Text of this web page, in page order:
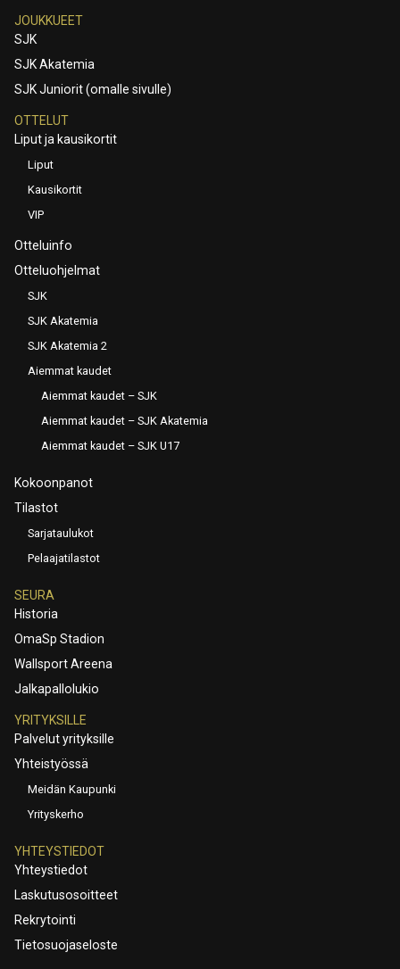
JOUKKUEET
SJK
SJK Akatemia
SJK Juniorit (omalle sivulle)
OTTELUT
Liput ja kausikortit
Liput
Kausikortit
VIP
Otteluinfo
Otteluohjelmat
SJK
SJK Akatemia
SJK Akatemia 2
Aiemmat kaudet
Aiemmat kaudet – SJK
Aiemmat kaudet – SJK Akatemia
Aiemmat kaudet – SJK U17
Kokoonpanot
Tilastot
Sarjataulukot
Pelaajatilastot
SEURA
Historia
OmaSp Stadion
Wallsport Areena
Jalkapallolukio
YRITYKSILLE
Palvelut yrityksille
Yhteistyössä
Meidän Kaupunki
Yrityskerho
YHTEYSTIEDOT
Yhteystiedot
Laskutusosoitteet
Rekrytointi
Tietosuojaseloste